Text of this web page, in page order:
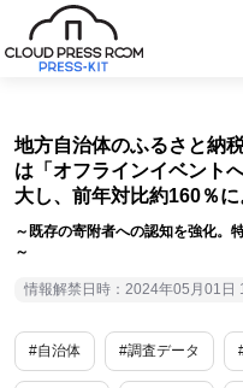
地方自治体のふるさと納
は「オフラインイベント
大し、前年対比約160％に
～既存の寄附者への認知を強化。
～
情報解禁日時：2024年05月01日
#自治体 #調査データ